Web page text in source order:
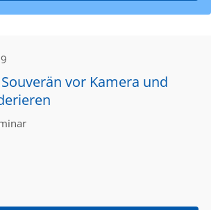
vor Kamera und